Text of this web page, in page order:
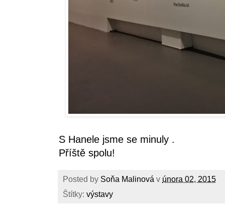
S Hanele jsme se minuly .
Příště spolu!
Posted by Soňa Malinová v února 02, 2015
Štítky: výstavy